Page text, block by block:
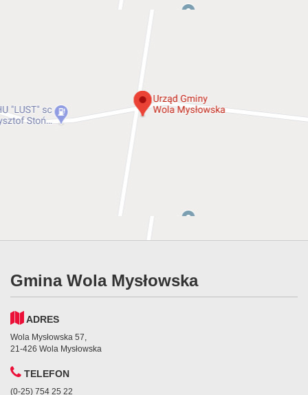
Gmina Wola Mysłowska
ADRES
Wola Mysłowska 57,
21-426 Wola Mysłowska
TELEFON
(0-25) 754 25 22